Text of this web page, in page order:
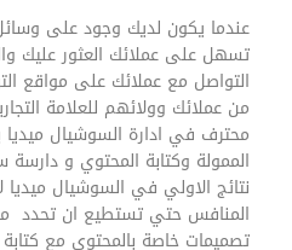
عندما يكون لديك وجود على
تسهل على عملائك العثور عليك
التواصل مع عملائك على مواقع
من عملائك وولائهم للعلامة
محترف في ادارة السوشيال ميديا
الممولة وكتابة المحتوي و
نتائج الاولي في السوشيال
المنافس حتي تستطيع ان تحدد من
تصميمات خاصة بالمحتوي مع